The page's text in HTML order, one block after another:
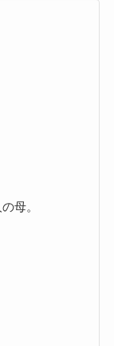
母。